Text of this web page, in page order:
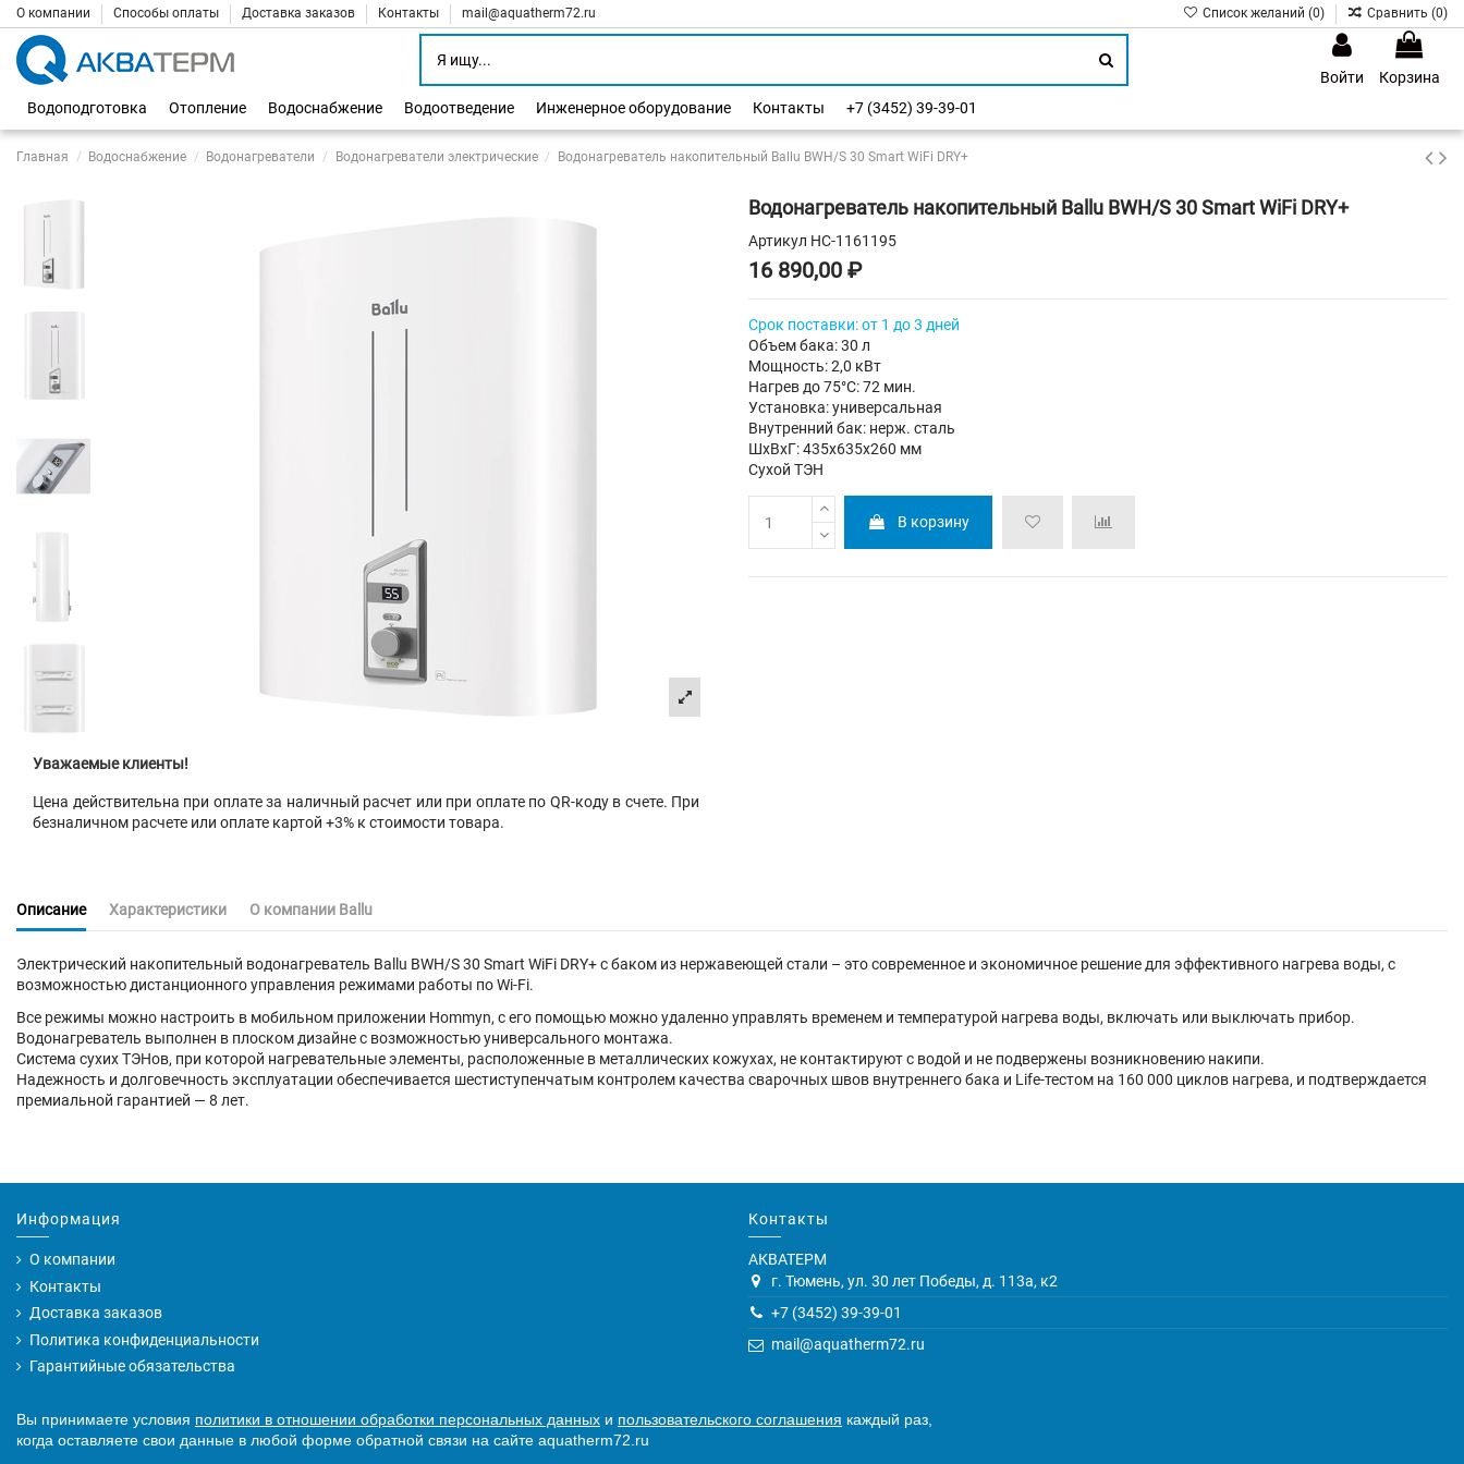
О компании Способы оплаты Доставка заказов Контакты mail@aquatherm72.ru Список желаний (0) Сравнить (0)
Войти
Корзина
Водоподготовка
Отопление Водоснабжение Водоотведение Инженерное оборудование Контакты +7 (3452) 39-39-01
Главная Водоснабжение Водонагреватели Водонагреватели электрические Водонагреватель накопительный Ballu BWH/S 30 Smart WiFi DRY+
Уважаемые клиенты!
Цена действительна при оплате за наличный расчет или при оплате по QR-коду в счете. При
безналичном расчете или оплате картой +3% к стоимости товара.
Водонагреватель накопительный Ballu BWH/S 30 Smart WiFi DRY+
Артикул НС-1161195
16 890,00 ₽
Срок поставки: от 1 до 3 дней
Объем бака: 30 л
Мощность: 2,0 кВт
Нагрев до 75°С: 72 мин.
Установка: универсальная
Внутренний бак: нерж. сталь
ШхВхГ: 435х635х260 мм
Сухой ТЭН
В корзину
Описание Характеристики О компании Ballu
Электрический накопительный водонагреватель Ballu BWH/S 30 Smart WiFi DRY+ с баком из нержавеющей стали – это современное и экономичное решение для эффективного нагрева воды, с
возможностью дистанционного управления режимами работы по Wi-Fi.
Все режимы можно настроить в мобильном приложении Hommyn, с его помощью можно удаленно управлять временем и температурой нагрева воды, включать или выключать прибор.
Водонагреватель выполнен в плоском дизайне с возможностью универсального монтажа.
Система сухих ТЭНов, при которой нагревательные элементы, расположенные в металлических кожухах, не контактируют с водой и не подвержены возникновению накипи.
Надежность и долговечность эксплуатации обеспечивается шестиступенчатым контролем качества сварочных швов внутреннего бака и Life-тестом на 160 000 циклов нагрева, и подтверждается
премиальной гарантией — 8 лет.
Информация
О компании
Контакты
Доставка заказов
Политика конфиденциальности
Гарантийные обязательства
Контакты
АКВАТЕРМ
г. Тюмень, ул. 30 лет Победы, д. 113а, к2
+7 (3452) 39-39-01
mail@aquatherm72.ru
Вы принимаете условия политики в отношении обработки персональных данных и пользовательского соглашения каждый раз,
когда оставляете свои данные в любой форме обратной связи на сайте aquatherm72.ru